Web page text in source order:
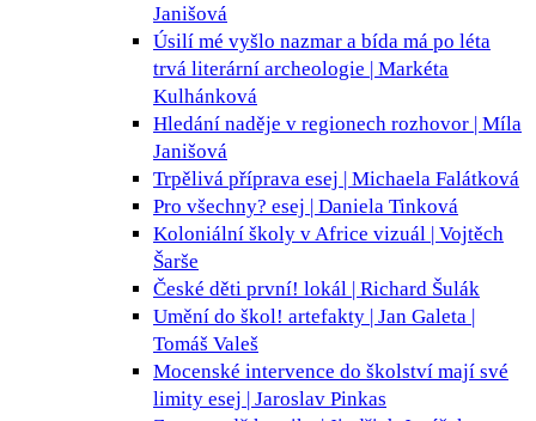
Janišová
Úsilí mé vyšlo nazmar a bída má po léta
trvá literární archeologie | Markéta
Kulhánková
Hledání naděje v regionech rozhovor | Míla
Janišová
Trpělivá příprava esej | Michaela Falátková
Pro všechny? esej | Daniela Tinková
Koloniální školy v Africe vizuál | Vojtěch
Šarše
České děti první! lokál | Richard Šulák
Umění do škol! artefakty | Jan Galeta |
Tomáš Valeš
Mocenské intervence do školství mají své
limity esej | Jaroslav Pinkas